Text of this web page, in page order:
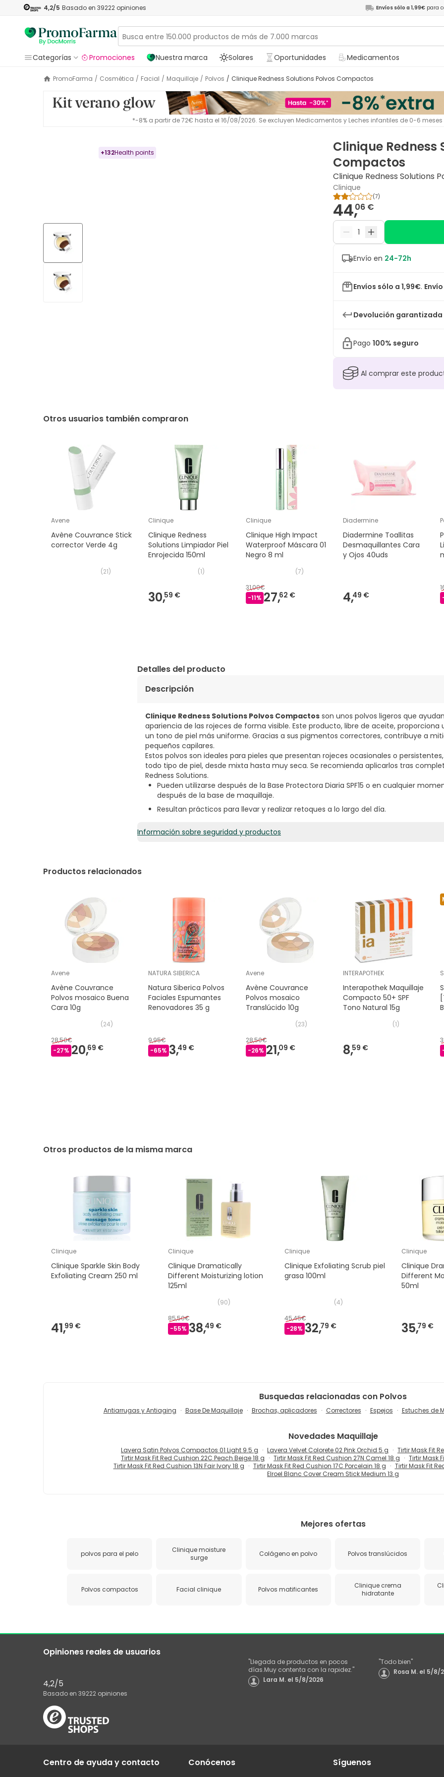
4,2/5 Basado en 39222 opiniones Envíos sólo a 1,99€ para
Categorías
Promociones Nuestra marca Solares Oportunidades Medicamentos
PromoFarma / Cosmética / Facial / Maquillaje / Polvos / Clinique Redness Solutions Polvos Compactos
*-8% a partir de 72€ hasta el 16/08/2026. Se excluyen Medicamentos y Leches infantiles de 0-6
+132Health points
Clinique Redness
Compactos
Clinique Redness Solutions
Clinique
(7)
44,06 €
Envío en 24-72h
Envíos sólo a 1,99€.
Devolución garantizada
Pago 100% seguro
Al comprar este
Otros usuarios también compraron
Avene
Avène Couvrance Stick
corrector Verde 4g
(21)
Clinique
Clinique Redness
Solutions Limpiador Piel
Enrojecida 150ml
(1)
30,59 €
Clinique
Clinique High Impact
Waterproof Máscara 01
Negro 8 ml
(7)
31,00€
-11% 27,62 €
Diadermine
Diadermine Toallitas
Desmaquillantes Cara
y Ojos 40uds
4,49 €
Detalles del producto
Descripción
Clinique Redness Solutions Polvos Compactos son unos polvos ligeros que
apariencia de las rojeces de forma visible. Este producto, libre de aceite, proporciona
un tono de piel más uniforme. Gracias a sus pigmentos correctores, contribuye a
pequeños capilares.
Estos polvos son ideales para pieles que presentan rojeces ocasionales o
todo tipo de piel, desde mixta hasta muy seca. Se recomienda aplicarlos tras
Redness Solutions.
Pueden utilizarse después de la Base Protectora Diaria SPF15 o en cualquier
después de la base de maquillaje.
Resultan prácticos para llevar y realizar retoques a lo largo del día.
Información sobre seguridad y productos
Productos relacionados
Avene
Avène Couvrance
Polvos mosaico Buena
Cara 10g
(24)
28,50€
-27% 20,69 €
NATURA SIBERICA
Natura Siberica Polvos
Faciales Espumantes
Renovadores 35 g
9,95€
-65% 3,49 €
Avene
Avène Couvrance
Polvos mosaico
Translúcido 10g
(23)
28,50€
-26% 21,09 €
INTERAPOTHEK
Interapothek Maquillaje
Compacto 50+ SPF
Tono Natural 15g
(1)
8,59 €
Otros productos de la misma marca
Clinique
Clinique Sparkle Skin Body
Exfoliating Cream 250 ml
41,99 €
Clinique
Clinique Dramatically
Different Moisturizing lotion
125ml
(90)
85,50€
-55% 38,49 €
Clinique
Clinique Exfoliating Scrub piel
grasa 100ml
(4)
45,45€
-28% 32,79 €
Clinique
Clinique
Different
50ml
35,79 €
Busquedas relacionadas con Polvos
Antiarrugas y Antiaging Base De Maquillaje Brochas, aplicadores Correctores Espejos Estuches de
Novedades Maquillaje
Lavera Satin Polvos Compactos 01 Light 9.5 g Lavera Velvet Colorete 02 Pink Orchid 5 g
Tirtir Mask Fit
Tirtir Mask Fit Red Cushion 22C Peach Beige 18 g
Tirtir Mask Fit Red Cushion 27N Camel 18 g
Tirtir Mask
Tirtir Mask Fit Red Cushion 13N Fair Ivory 18 g
Tirtir Mask Fit Red Cushion 17C Porcelain 18 g
Tirtir Mask Fit
Elroel Blanc Cover Cream Stick Medium 13 g
Mejores ofertas
polvos para el pelo
Clinique moisture
surge
Colágeno en polvo Polvos translúcidos
Polvos compactos Facial clinique Polvos matificantes
Clinique crema
hidratante
Opiniones reales de usuarios
4,2/5
Basado en 39222 opiniones
"Llegada de productos en pocos
días.Muy contenta con la rapidez."
Lara M. el 5/8/2026
"Todo bien"
Rosa M. el 5/8/
Centro de ayuda y contacto Conócenos Síguenos